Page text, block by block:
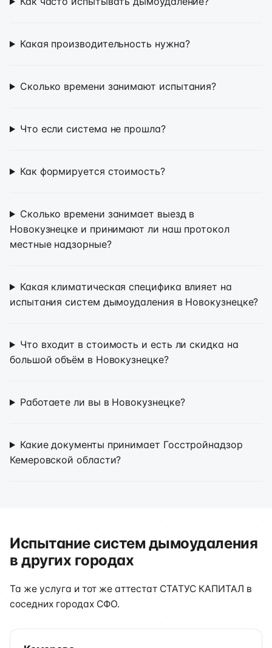
Какая производительность нужна?
Сколько времени занимают испытания?
Что если система не прошла?
Как формируется стоимость?
Сколько времени занимает выезд в
Новокузнецке и принимают ли наш протокол
местные надзорные?
Какая климатическая специфика влияет на
испытания систем дымоудаления в Новокузнецке?
Что входит в стоимость и есть ли скидка на
большой объём в Новокузнецке?
Работаете ли вы в Новокузнецке?
Какие документы принимает Госстройнадзор
Кемеровской области?
Испытание систем дымоудаления
в других городах
Та же услуга и тот же аттестат СТАТУС КАПИТАЛ в
соседних городах СФО.